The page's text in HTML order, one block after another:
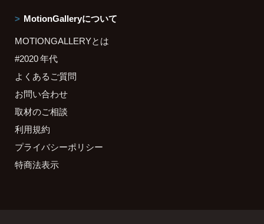
MotionGalleryについて
MOTIONGALLERYとは
#2020 年代
よくあるご質問
お問い合わせ
取材のご相談
利用規約
プライバシーポリシー
特商法表示